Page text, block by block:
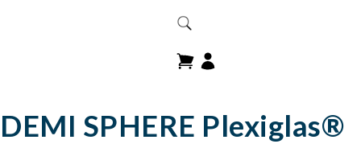
Contactez-nous
DEMI SPHERE Plexiglas®